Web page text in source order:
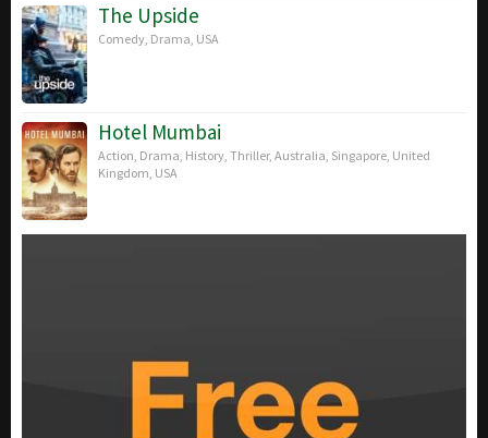
The Upside
Comedy Drama USA
Hotel Mumbai
Action Drama History Thriller, Australia Singapore United
Kingdom USA